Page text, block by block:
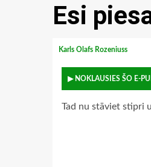
Esi
Karls Olafs Rozeniuss
▶ NOKLAUSIES ŠO E-
Tad nu stāviet stipri